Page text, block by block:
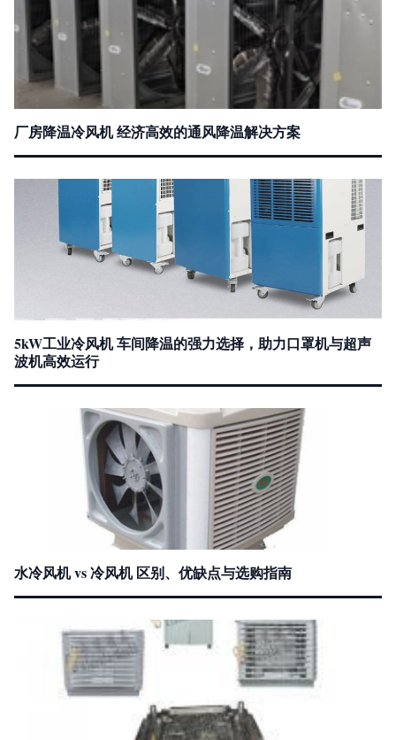
厂房降温冷风机 经济高效的通风降温解决方案
5kW工业冷风机 车间降温的强力选择，助力口罩机与超声
波机高效运行
水冷风机 vs 冷风机 区别、优缺点与选购指南